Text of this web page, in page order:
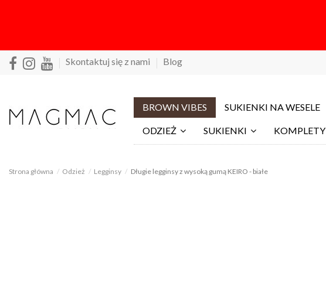
Skontaktuj się z nami Blog
BROWN VIBES SUKIENKI NA WESELE
ODZIEŻ SUKIENKI KOMPLETY
Strona główna Odzież Legginsy Długie legginsy z wysoką gumą KEIRO - białe